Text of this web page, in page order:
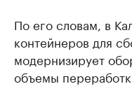
По его словам, в
контейнеров для
модернизирует
объемы